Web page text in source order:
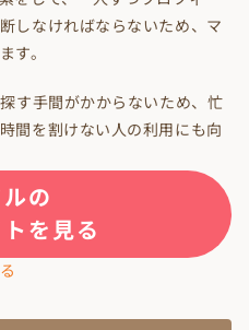
しなければならないため、マ
す。
す手間がかからないため、忙
間を割けない人の利用にも向
の
を見る